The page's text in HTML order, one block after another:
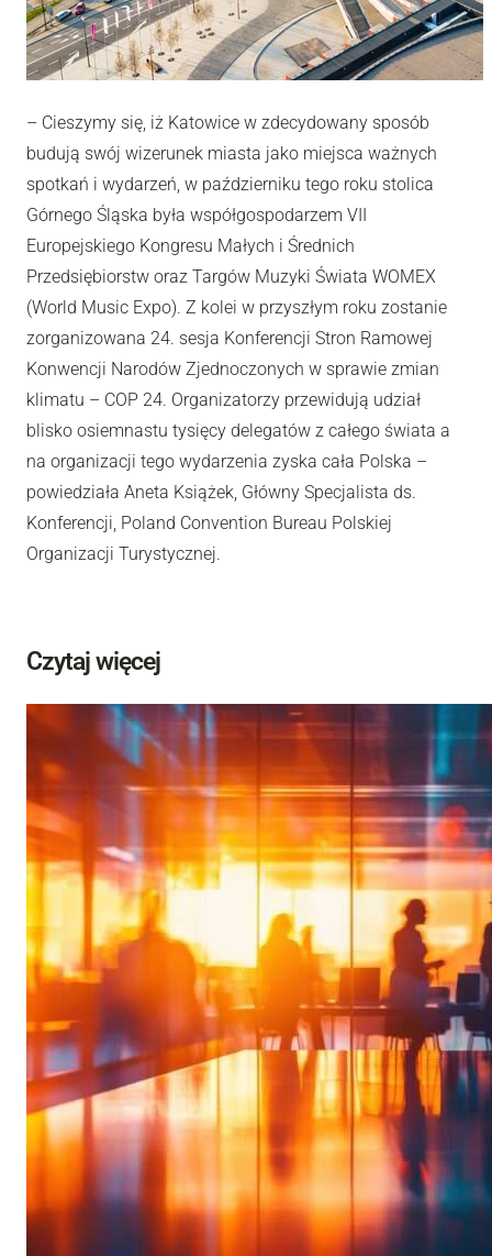
– Cieszymy się, iż Katowice w zdecydowany sposób
budują swój wizerunek miasta jako miejsca ważnych
spotkań i wydarzeń, w październiku tego roku stolica
Górnego Śląska była współgospodarzem VII
Europejskiego Kongresu Małych i Średnich
Przedsiębiorstw oraz Targów Muzyki Świata WOMEX
(World Music Expo). Z kolei w przyszłym roku zostanie
zorganizowana 24. sesja Konferencji Stron Ramowej
Konwencji Narodów Zjednoczonych w sprawie zmian
klimatu – COP 24. Organizatorzy przewidują udział
blisko osiemnastu tysięcy delegatów z całego świata a
na organizacji tego wydarzenia zyska cała Polska –
powiedziała Aneta Książek, Główny Specjalista ds.
Konferencji, Poland Convention Bureau Polskiej
Organizacji Turystycznej.
Czytaj więcej